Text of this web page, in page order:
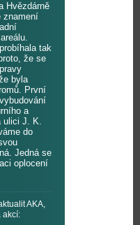
Hvězdárně
znamení
tak
že se
byla
První
a
ulici J. K.
do
Jedná se
oplocení
AKA,
akcí: